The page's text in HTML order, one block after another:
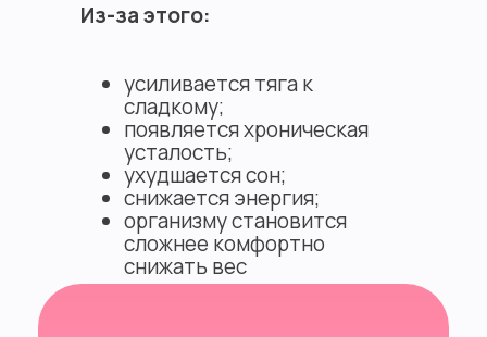
Из-за этого:
усиливается тяга к
сладкому;
появляется хроническая
усталость;
ухудшается сон;
снижается энергия;
организму становится
сложнее комфортно
снижать вес